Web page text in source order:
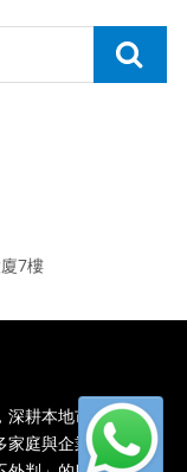
7樓
耕本地市場多年，
家庭與企業信賴的蟲